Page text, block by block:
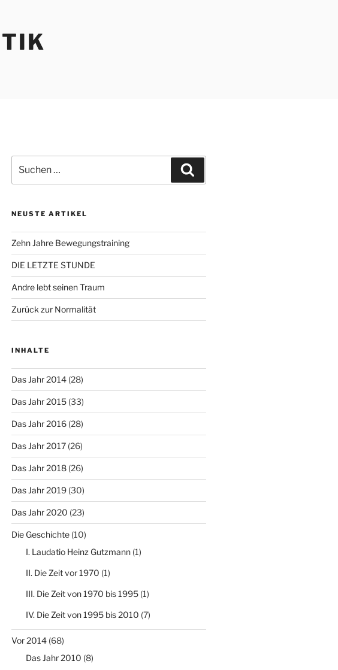
nach:
NEUSTE ARTIKEL
Zehn Jahre Bewegungstraining
DIE LETZTE STUNDE
Andre lebt seinen Traum
Zurück zur Normalität
INHALTE
Das Jahr 2014(28)
Das Jahr 2015(33)
Das Jahr 2016(28)
Das Jahr 2017(26)
Das Jahr 2018(26)
Das Jahr 2019(30)
Das Jahr 2020 (23)
Die Geschichte(10)
I. Laudatio Heinz Gutzmann(1)
II. Die Zeit vor 1970 (1)
III. Die Zeit von 1970 bis 1995(1)
IV. Die Zeit von 1995 bis 2010 (7)
Vor 2014(68)
Das Jahr 2010 (8)